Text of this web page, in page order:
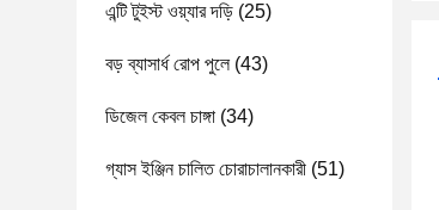
এন্টি টুইস্ট ওয়্যার দড়ি (25)
বড় ব্যাসার্ধ রোপ পুলে(43)
ডিজেল কেবল চাঙ্গা (34)
গ্যাস ইঞ্জিন চালিত চোরাচালানকারী (51)